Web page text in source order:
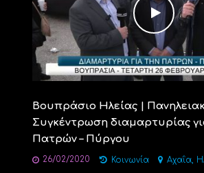
Βουπράσιο Ηλείας |
Συγκέντρωση διαμαρτυρίας
Πατρών – Πύργου
26/02/2020 Κοινωνία Αχαΐα,